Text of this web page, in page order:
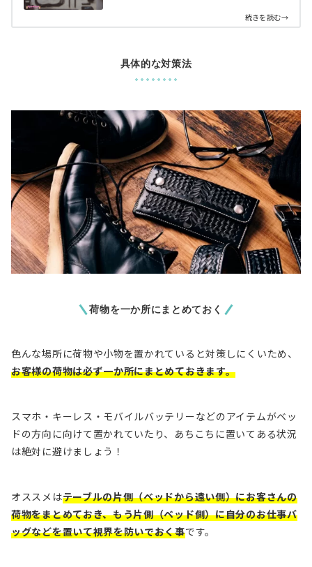
続きを読む→
具体的な対策法
荷物を一か所にまとめておく
色んな場所に荷物や小物を置かれていると対策しにくいため、
お客様の荷物は必ず一か所にまとめておきます。
スマホ・キーレス・モバイルバッテリーなどのアイテムがベッ
ドの方向に向けて置かれていたり、あちこちに置いてある状況
は絶対に避けましょう！
オススメはテーブルの片側（ベッドから遠い側）にお客さんの
荷物をまとめておき、もう片側（ベッド側）に自分のお仕事バ
ッグなどを置いて視界を防いでおく事です。